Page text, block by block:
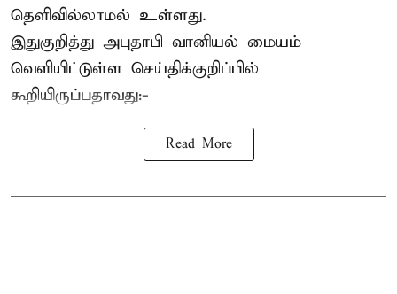
தெளிவில்லாமல் உள்ளது.
இதுகுறித்து அபுதாபி வானியல் மையம்
வெளியிட்டுள்ள செய்திக்குறிப்பில்
கூறியிருப்பதாவது:-
Read More